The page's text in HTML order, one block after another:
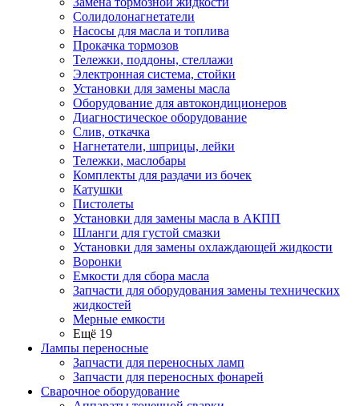
Солидолонагнетатели
Насосы для масла и топлива
Прокачка тормозов
Тележки, поддоны, стеллажи
Электронная система, стойки
Установки для замены масла
Оборудование для автокондиционеров
Диагностическое оборудование
Слив, откачка
Нагнетатели, шприцы, лейки
Тележки, маслобары
Комплекты для раздачи из бочек
Катушки
Пистолеты
Установки для замены масла в АКПП
Шланги для густой смазки
Установки для замены охлаждающей жидкости
Воронки
Емкости для сбора масла
Запчасти для оборудования замены технических
жидкостей
Мерные емкости
Ещё 19
Лампы переносные
Запчасти для переносных ламп
Запчасти для переносных фонарей
Сварочное оборудование